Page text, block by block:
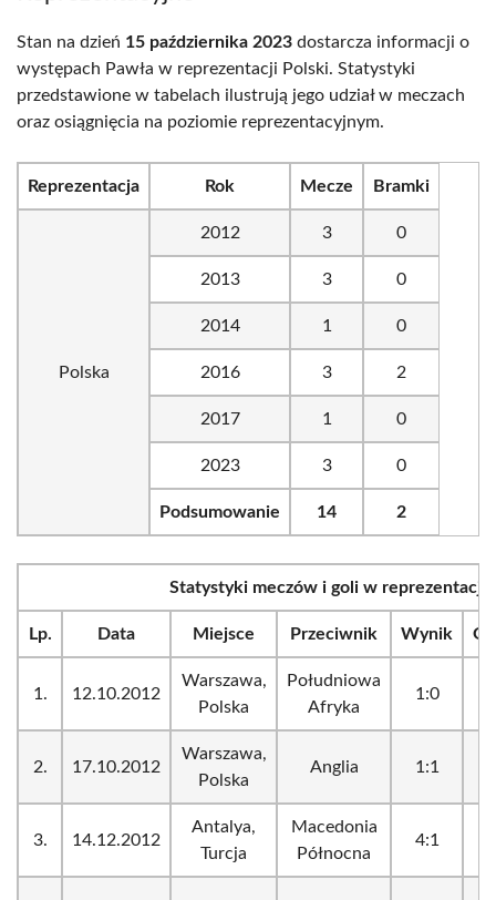
Stan na dzień 15 października 2023 dostarcza informacji o
występach Pawła w reprezentacji Polski. Statystyki
przedstawione w tabelach ilustrują jego udział w meczach
oraz osiągnięcia na poziomie reprezentacyjnym.
Reprezentacja Rok Mecze Bramki
Polska
2012 3 0
2013 3 0
2014 1 0
2016 3 2
2017 1 0
2023 3 0
Podsumowanie 14 2
Statystyki meczów i goli w reprezentacji
Lp. Data Miejsce Przeciwnik Wynik
1. 12.10.2012
Warszawa,
Polska
Południowa
Afryka
1:0
2. 17.10.2012
Warszawa,
Polska
Anglia 1:1
3. 14.12.2012
Antalya,
Turcja
Macedonia
Północna
4:1